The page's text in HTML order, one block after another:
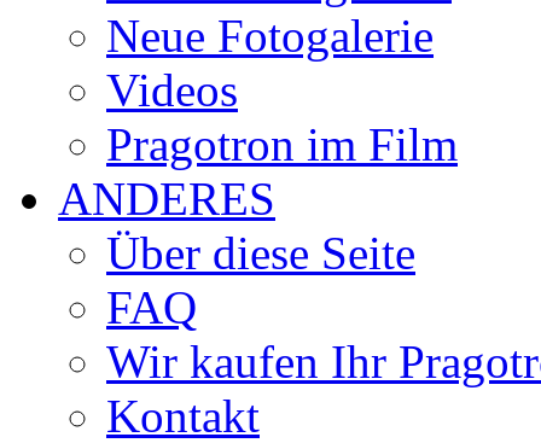
Neue Fotogalerie
Videos
Pragotron im Film
ANDERES
Über diese Seite
FAQ
Wir kaufen Ihr
Kontakt